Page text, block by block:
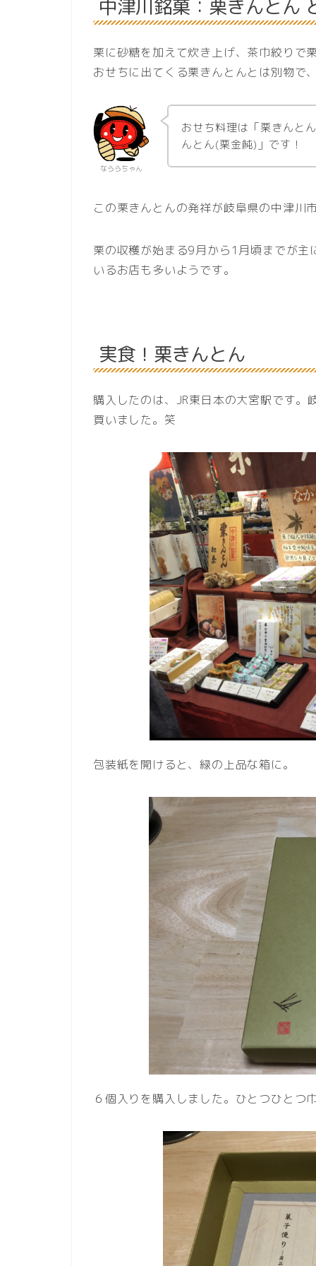
中津川銘菓：栗きんとん
栗に砂糖を加えて炊き上げ、茶巾絞りで
おせちに出てくる栗きんとんとは別物で
なららちゃん
おせち料理は「栗きんと
んとん(栗金飩)」です！
この栗きんとんの発祥が岐阜県の中津川
栗の収穫が始まる9月から1月頃までが
いるお店も多いようです。
実食！栗きんとん
購入したのは、JR東日本の大宮駅です
買いました。笑
包装紙を開けると、緑の上品な箱に。
６個入りを購入しました。ひとつひとつ